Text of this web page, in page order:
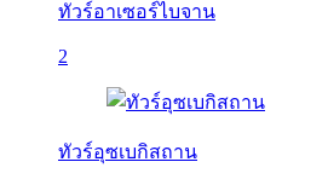
ทัวร์อาเซอร์ไบจาน
2
ทัวร์อุซเบกิสถาน